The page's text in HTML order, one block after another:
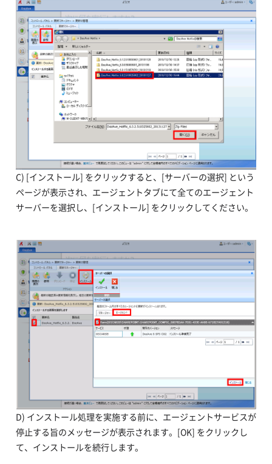
C) [インストール] をクリックすると、[サーバーの選択] という
ページが表示され、エージェントタブにて全てのエージェント
サーバーを選択し、[インストール] をクリックしてください。
D) インストール処理を実施する前に、エージェントサービスが
停止する旨のメッセージが表示されます。[OK] をクリックし
て、インストールを続行します。